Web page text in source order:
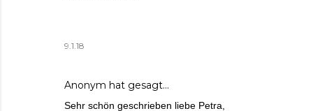
9.1.18
Anonym hat gesagt…
Sehr schön geschrieben liebe Petra,